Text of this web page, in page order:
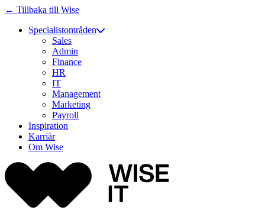
← Tillbaka till Wise
Specialistområden
Sales
Admin
Finance
HR
IT
Management
Marketing
Payroll
Inspiration
Karriär
Om Wise